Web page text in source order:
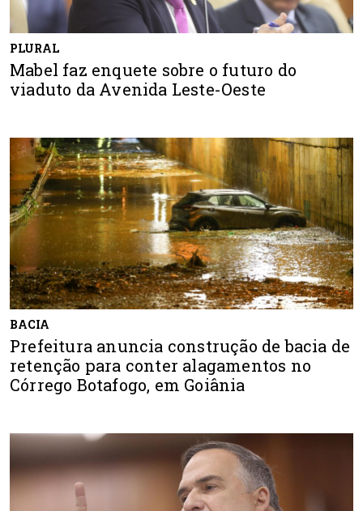
PLURAL
Mabel faz enquete sobre o futuro do
viaduto da Avenida Leste-Oeste
BACIA
Prefeitura anuncia construção de bacia de
retenção para conter alagamentos no
Córrego Botafogo, em Goiânia